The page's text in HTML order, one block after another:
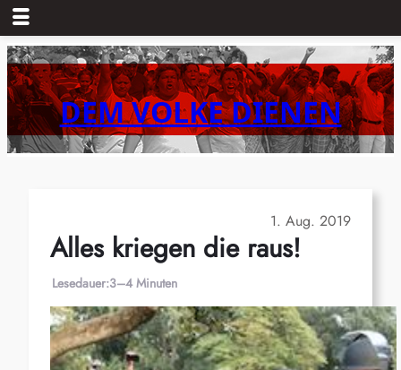
Zum
Inhalt
springenDEM VOLKE DIENEN
1. Aug. 2019
Alles kriegen die raus!
Lesedauer:3–4 Minuten